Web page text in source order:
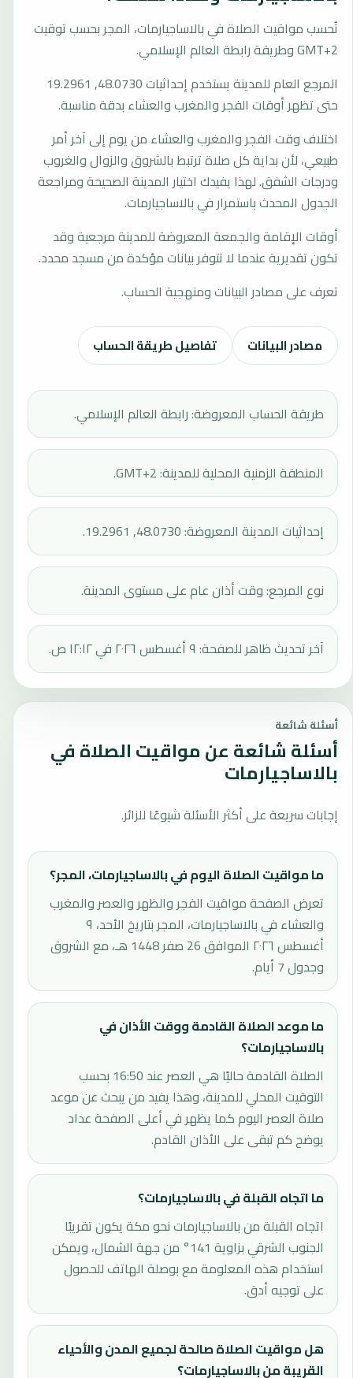
تُحسب مواقيت الصلاة في بالاساجيارمات، المجر بحسب توقيت
GMT+2 وطريقة رابطة العالم الإسلامي.
المرجع العام للمدينة يستخدم إحداثيات 48.0730, 19.2961
حتى تظهر أوقات الفجر والمغرب والعشاء بدقة مناسبة.
اختلاف وقت الفجر والمغرب والعشاء من يوم إلى آخر أمر
طبيعي، لأن بداية كل صلاة ترتبط بالشروق والزوال والغروب
ودرجات الشفق. لهذا يفيدك اختيار المدينة الصحيحة ومراجعة
الجدول المحدث باستمرار في بالاساجيارمات.
أوقات الإقامة والجمعة المعروضة للمدينة مرجعية وقد
تكون تقديرية عندما لا تتوفر بيانات مؤكدة من مسجد محدد.
تعرف على مصادر البيانات ومنهجية الحساب.
مصادر البيانات تفاصيل طريقة الحساب
طريقة الحساب المعروضة: رابطة العالم الإسلامي.
المنطقة الزمنية المحلية للمدينة: GMT+2.
إحداثيات المدينة المعروضة: 48.0730, 19.2961.
نوع المرجع: وقت أذان عام على مستوى المدينة.
آخر تحديث ظاهر للصفحة: ٩ أغسطس ٢٠٢٦ في ١٢:١٢ ص.
أسئلة شائعة
أسئلة شائعة عن مواقيت الصلاة في
بالاساجيارمات
إجابات سريعة على أكثر الأسئلة شيوعًا للزائر.
ما مواقيت الصلاة اليوم في بالاساجيارمات، المجر؟
تعرض الصفحة مواقيت الفجر والظهر والعصر والمغرب
والعشاء في بالاساجيارمات، المجر بتاريخ الأحد، ٩
أغسطس ٢٠٢٦ الموافق 26 صفر 1448 هـ، مع الشروق
وجدول 7 أيام.
ما موعد الصلاة القادمة ووقت الأذان في
بالاساجيارمات؟
الصلاة القادمة حاليًا هي العصر عند 16:50 بحسب
التوقيت المحلي للمدينة، وهذا يفيد من يبحث عن موعد
صلاة العصر اليوم كما يظهر في أعلى الصفحة عداد
يوضح كم تبقى على الأذان القادم.
ما اتجاه القبلة في بالاساجيارمات؟
اتجاه القبلة من بالاساجيارمات نحو مكة يكون تقريبًا
الجنوب الشرقي بزاوية 141° من جهة الشمال، ويمكن
استخدام هذه المعلومة مع بوصلة الهاتف للحصول
على توجيه أدق.
هل مواقيت الصلاة صالحة لجميع المدن والأحياء
القريبة من بالاساجيارمات؟